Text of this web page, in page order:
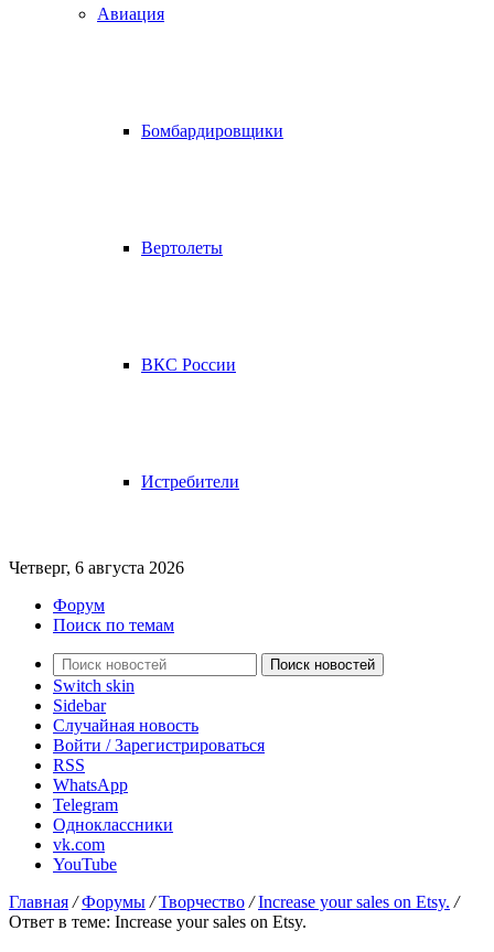
Авиация
Бомбардировщики
Вертолеты
ВКС России
Истребители
Четверг, 6 августа 2026
Форум
Поиск по темам
Поиск новостей
Switch skin
Sidebar
Случайная новость
Войти / Зарегистрироваться
RSS
WhatsApp
Telegram
Одноклассники
vk.com
YouTube
Главная / Форумы / Творчество / Increase your sales on Etsy. /
Ответ в теме: Increase your sales on Etsy.